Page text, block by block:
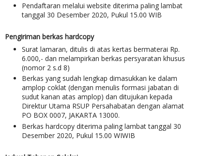
Pendaftaran melalui website diterima paling lambat
tanggal 30 Desember 2020, Pukul 15.00 WIB
Pengiriman berkas hardcopy
Surat lamaran, ditulis di atas kertas bermaterai Rp.
6.000,- dan melampirkan berkas persyaratan khusus
(nomor 2 s.d 8)
Berkas yang sudah lengkap dimasukkan ke dalam
amplop coklat (dengan menulis formasi jabatan di
sudut kanan atas amplop) dan ditujukan kepada
Direktur Utama RSUP Persahabatan dengan alamat
PO BOX 0007, JAKARTA 13000.
Berkas hardcopy diterima paling lambat tanggal 30
Desember 2020, Pukul 15.00 WIWIB